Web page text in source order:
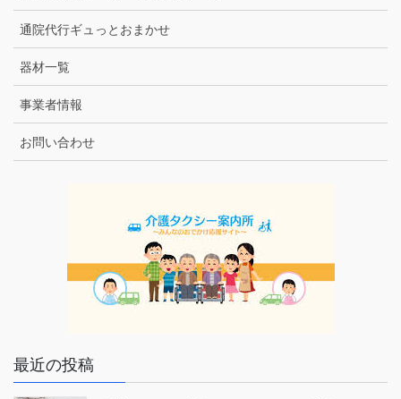
通院代行ギュっとおまかせ
器材一覧
事業者情報
お問い合わせ
最近の投稿